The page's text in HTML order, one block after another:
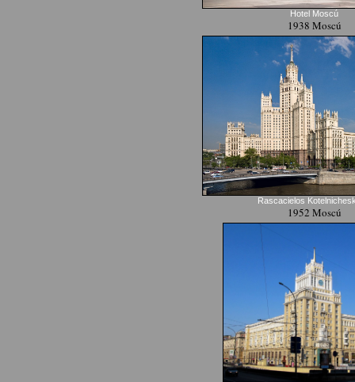
Hotel Moscú
1938 Moscú
Rascacielos
1952 Moscú